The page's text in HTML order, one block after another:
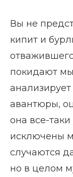
Вы не
кипит и
покидают
авантюры,
она все-
исключены
случаются
но в целом